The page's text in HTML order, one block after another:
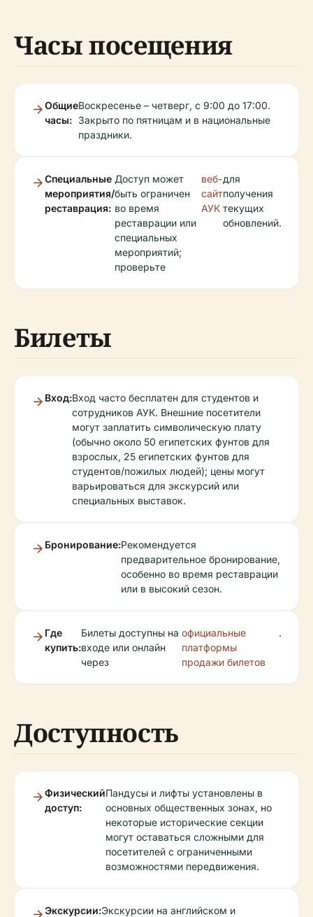
Часы посещения
Общие
часы:
Воскресенье – четверг, с 9:00 до 17:00.
Закрыто по пятницам и в национальные
праздники.
Специальные
мероприятия/
реставрация:
Доступ может
быть ограничен
во время
реставрации или
специальных
мероприятий;
проверьте
веб-
сайт
АУК
для
получения
текущих
обновлений.
Билеты
Вход:Вход часто бесплатен для студентов и
сотрудников АУК. Внешние посетители
могут заплатить символическую плату
(обычно около 50 египетских фунтов для
взрослых, 25 египетских фунтов для
студентов/пожилых людей); цены могут
варьироваться для экскурсий или
специальных выставок.
Бронирование:Рекомендуется
предварительное бронирование,
особенно во время реставрации
или в высокий сезон.
Где
купить:
Билеты доступны на
входе или онлайн
через
официальные
платформы
продажи билетов
.
Доступность
Физический
доступ:
Пандусы и лифты установлены в
основных общественных зонах, но
некоторые исторические секции
могут оставаться сложными для
посетителей с ограниченными
возможностями передвижения.
Экскурсии:Экскурсии на английском и